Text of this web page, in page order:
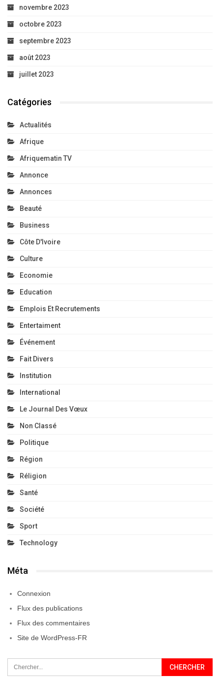
novembre 2023
octobre 2023
septembre 2023
août 2023
juillet 2023
Catégories
Actualités
Afrique
Afriquematin TV
Annonce
Annonces
Beauté
Business
Côte D'Ivoire
Culture
Economie
Education
Emplois Et Recrutements
Entertaiment
Événement
Fait Divers
Institution
International
Le Journal Des Vœux
Non Classé
Politique
Région
Réligion
Santé
Société
Sport
Technology
Méta
Connexion
Flux des publications
Flux des commentaires
Site de WordPress-FR